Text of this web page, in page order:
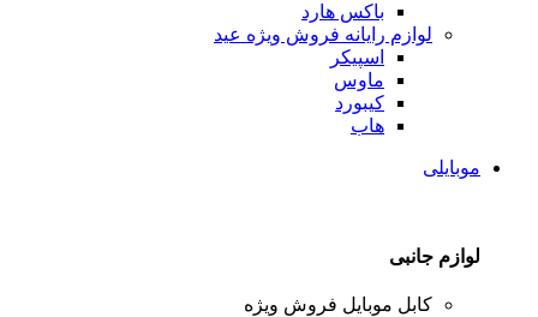
باکس هارد
لوازم رایانه فروش ویژه عید
اسپیکر
ماوس
کیبورد
هاب
موبایلی
لوازم جانبی
کابل موبایل فروش ویژه